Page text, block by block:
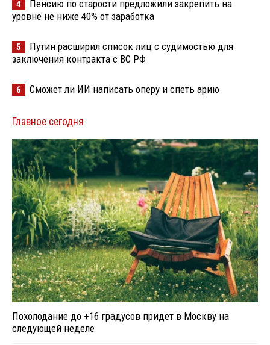
4
Пенсию по старости предложили закрепить на
уровне не ниже 40% от заработка
5
Путин расширил список лиц с судимостью для
заключения контракта с ВС РФ
6 Сможет ли ИИ написать оперу и спеть арию
Главное сегодня
Похолодание до +16 градусов придет в Москву на
следующей неделе